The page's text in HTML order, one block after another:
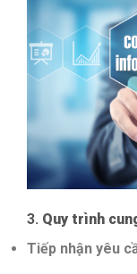
3. Quy trình
Tiếp nhận yêu